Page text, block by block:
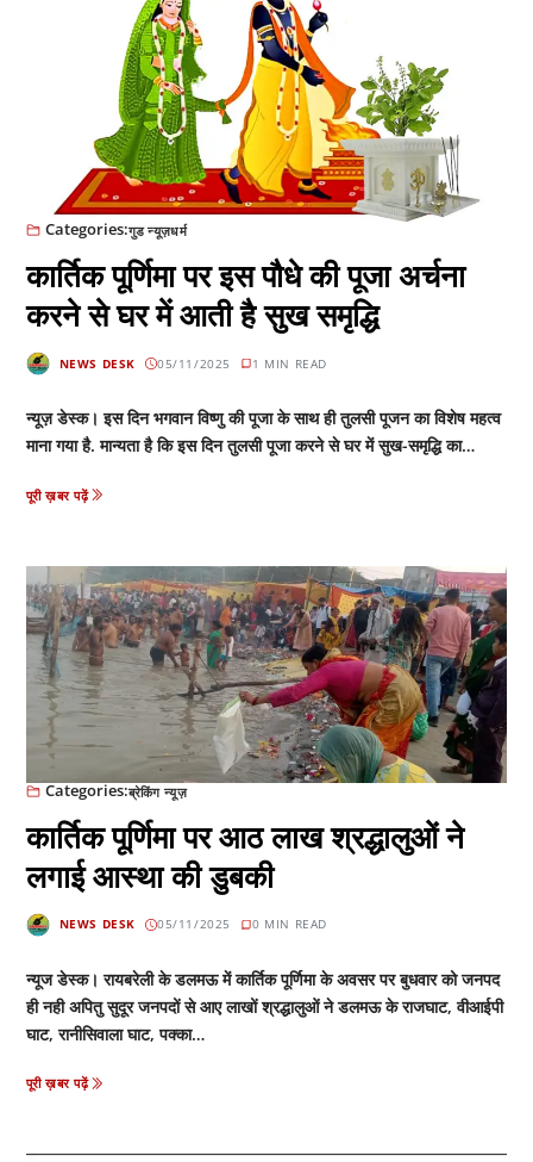
Categories:गुड न्यूज़धर्म
कार्तिक पूर्णिमा पर इस पौधे की पूजा अर्चना
करने से घर में आती है सुख समृद्धि
NEWS DESK 05/11/2025 1 MIN READ
न्यूज़ डेस्क। इस दिन भगवान विष्णु की पूजा के साथ ही तुलसी पूजन का विशेष महत्व
माना गया है. मान्यता है कि इस दिन तुलसी पूजा करने से घर में सुख-समृद्धि का…
पूरी ख़बर पढ़ें
Categories:ब्रेकिंग न्यूज़
कार्तिक पूर्णिमा पर आठ लाख श्रद्धालुओं ने
लगाई आस्था की डुबकी
NEWS DESK 05/11/2025 0 MIN READ
न्यूज डेस्क। रायबरेली के डलमऊ में कार्तिक पूर्णिमा के अवसर पर बुधवार को जनपद
ही नही अपितु सुदूर जनपदों से आए लाखों श्रद्धालुओं ने डलमऊ के राजघाट, वीआईपी
घाट, रानीसिवाला घाट, पक्का…
पूरी ख़बर पढ़ें